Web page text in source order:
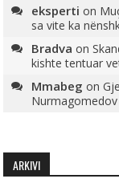
eksperti on
sa vite ka
Bradva on
kishte tentuar
Mmabeg on
Nurmagomedov
ARKIVI